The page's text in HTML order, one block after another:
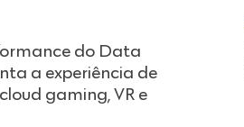
do Data
a experiência de
gaming, VR e